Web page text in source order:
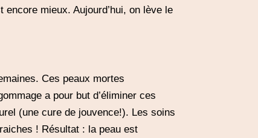
mieux. Aujourd’hui, on lève le
Ces peaux mortes
a pour but d’éliminer ces
(une cure de jouvence!). Les soins
! Résultat : la peau est